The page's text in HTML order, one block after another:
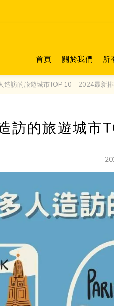
首頁 關於我們 所
造訪的旅遊城市TOP 10｜2024最新
訪的旅遊城